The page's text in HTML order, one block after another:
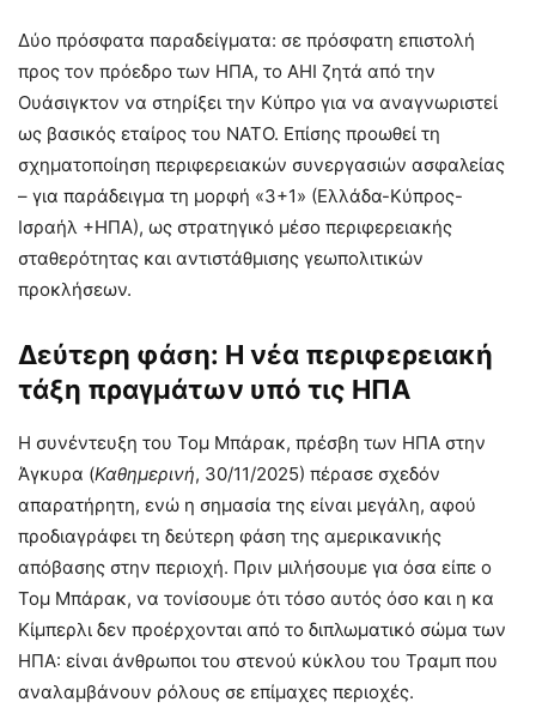
Δύο πρόσφατα παραδείγματα: σε πρόσφατη επιστολή
προς τον πρόεδρο των ΗΠΑ, το AHI ζητά από την
Ουάσιγκτον να στηρίξει την Κύπρο για να αναγνωριστεί
ως βασικός εταίρος του NATO. Επίσης προωθεί τη
σχηματοποίηση περιφερειακών συνεργασιών ασφαλείας
– για παράδειγμα τη μορφή «3+1» (Ελλάδα-Κύπρος-
Ισραήλ +ΗΠΑ), ως στρατηγικό μέσο περιφερειακής
σταθερότητας και αντιστάθμισης γεωπολιτικών
προκλήσεων.
Δεύτερη φάση: Η νέα περιφερειακή
τάξη πραγμάτων υπό τις ΗΠΑ
Η συνέντευξη του Τομ Μπάρακ, πρέσβη των ΗΠΑ στην
Άγκυρα (Καθημερινή, 30/11/2025) πέρασε σχεδόν
απαρατήρητη, ενώ η σημασία της είναι μεγάλη, αφού
προδιαγράφει τη δεύτερη φάση της αμερικανικής
απόβασης στην περιοχή. Πριν μιλήσουμε για όσα είπε ο
Τομ Μπάρακ, να τονίσουμε ότι τόσο αυτός όσο και η κα
Κίμπερλι δεν προέρχονται από το διπλωματικό σώμα των
ΗΠΑ: είναι άνθρωποι του στενού κύκλου του Τραμπ που
αναλαμβάνουν ρόλους σε επίμαχες περιοχές.